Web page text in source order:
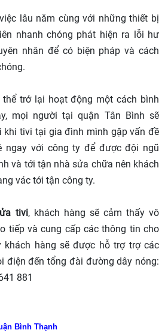
lâu năm cùng với những thiết bị
nhanh chóng phát hiện ra lỗi hư
nhân để có biện pháp và cách
trở lại hoạt động một cách bình
mọi người tại quận Tân Bình sẽ
khi tivi tại gia đình mình gặp vấn đề
ngay với công ty để được đội ngũ
và tới tận nhà sửa chữa nên khách
vác tới tận công ty.
tivi, khách hàng sẽ cảm thấy vô
tiếp và cung cấp các thông tin cho
khách hàng sẽ được hỗ trợ trợ các
điện đến tổng đài đường dây nóng:
881
Bình Thạnh